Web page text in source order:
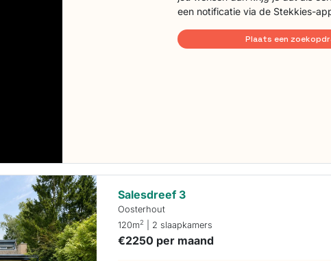
een notificatie via de Stekkies-
Plaats een
Salesdreef 3
Oosterhout
120m2 | 2 slaapkamers
€2250 per maand